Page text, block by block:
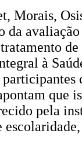
Morais,
da
à
que
pela